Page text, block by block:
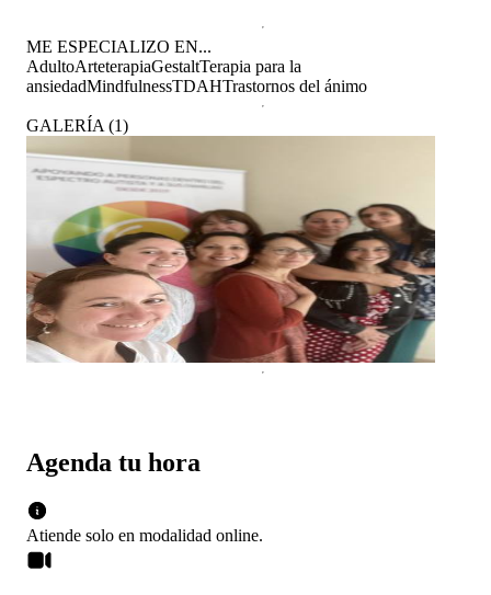
Agenda tu hora
Atiende solo en modalidad online.
ME ESPECIALIZO EN...
AdultoArteterapiaGestaltTerapia para la
ansiedadMindfulnessTDAHTrastornos del ánimo
GALERÍA (1)